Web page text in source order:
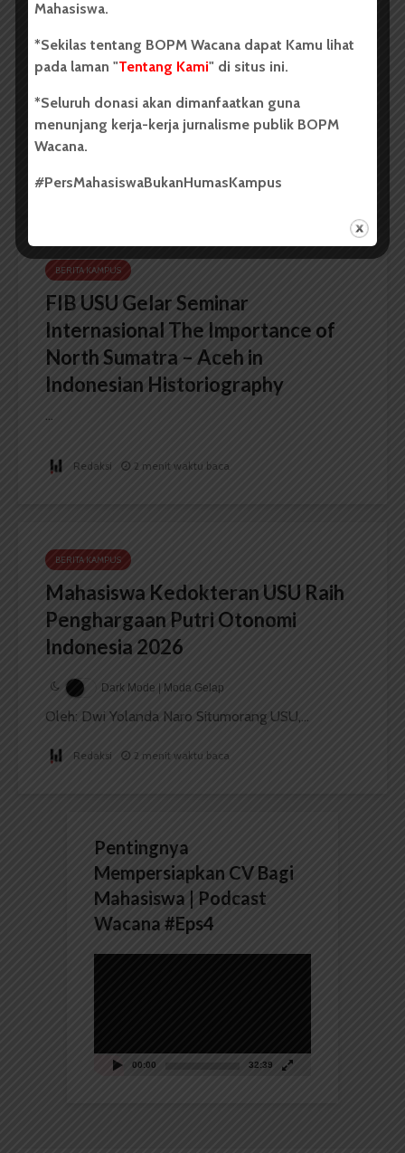
Dua Mahasiswa Etnomusikologi
USU Torehkan Prestasi di
PEKSIMIDA 2026
Dark Mode | Moda Gelap
Oleh: Syarifah Sarah Nurjiha USU, wacana.org –...
Redaksi 2 menit waktu baca
BERITA KAMPUS
FIB USU Gelar Seminar
Internasional The Importance of
North Sumatra – Aceh in
Indonesian Historiography
...
Redaksi 2 menit waktu baca
BERITA KAMPUS
Mahasiswa Kedokteran USU Raih
Penghargaan Putri Otonomi
Indonesia 2026
Dark Mode | Moda Gelap
Oleh: Dwi Yolanda Naro Situmorang USU,...
Redaksi 2 menit waktu baca
Pentingnya
Mempersiapkan CV Bagi
Mahasiswa | Podcast
Wacana #Eps4
00:00 32:39
Mahasiswa.
*Sekilas tentang BOPM Wacana dapat Kamu lihat
pada laman "Tentang Kami" di situs ini.
*Seluruh donasi akan dimanfaatkan guna
menunjang kerja-kerja jurnalisme publik BOPM
Wacana.
#PersMahasiswaBukanHumasKampus